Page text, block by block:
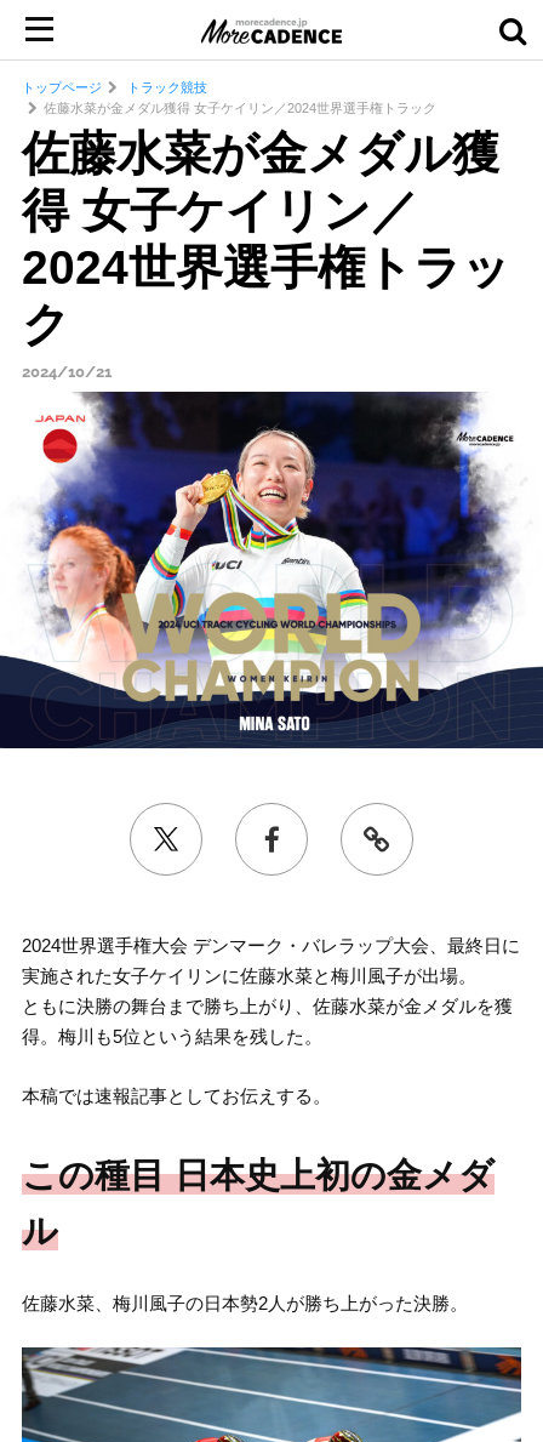
トップページ
トラック競技
佐藤水菜が金メダル獲得 女子ケイリン／2024世界選手権トラック
佐藤水菜が金メダル獲
得 女子ケイリン／
2024世界選手権トラッ
ク
2024/10/21
2024世界選手権大会 デンマーク・バレラップ大会、最終日に
実施された女子ケイリンに佐藤水菜と梅川風子が出場。
ともに決勝の舞台まで勝ち上がり、佐藤水菜が金メダルを獲
得。梅川も5位という結果を残した。
本稿では速報記事としてお伝えする。
この種目 日本史上初の金メダ
ル
佐藤水菜、梅川風子の日本勢2人が勝ち上がった決勝。